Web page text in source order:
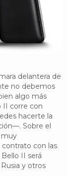
delantera de
no debemos
algo más
II corre con
hacerte la
Sobre el
muy
con las
II será
y otros